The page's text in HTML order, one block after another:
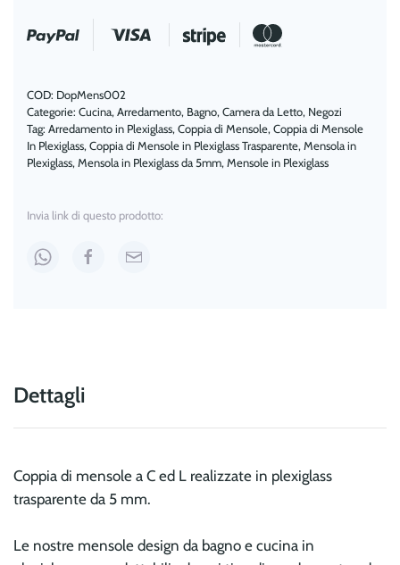
quantità
COD: DopMens002
Categorie: Cucina, Arredamento, Bagno, Camera da Letto, Negozi
Tag: Arredamento in Plexiglass, Coppia di Mensole, Coppia di Mensole
In Plexiglass, Coppia di Mensole in Plexiglass Trasparente, Mensola in
Plexiglass, Mensola in Plexiglass da 5mm, Mensole in Plexiglass
Invia link di questo prodotto:
Dettagli
Coppia di mensole a C ed L realizzate in plexiglass
trasparente da 5 mm.
Le nostre mensole design da bagno e cucina in